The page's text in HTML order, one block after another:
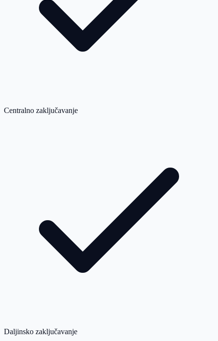
Centralno zaključavanje
Daljinsko zaključavanje